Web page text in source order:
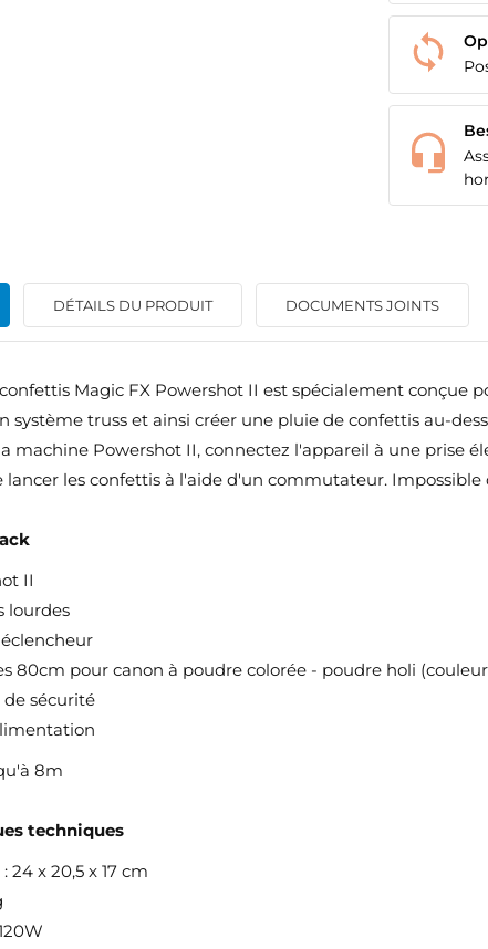
DÉTAILS DU PRODUIT DOCUMENTS JOINTS
Magic FX Powershot II est spécialement conçue
système truss et ainsi créer une pluie de confettis au-
machine Powershot II, connectez l'appareil à une prise
lancer les confettis à l'aide d'un commutateur. Impossible
II
lourdes
80cm pour canon à poudre colorée - poudre holi
de sécurité
8m
techniques
24 x 20,5 x 17 cm
CRÉER UNE LISTE
Annuler
CONNEXION